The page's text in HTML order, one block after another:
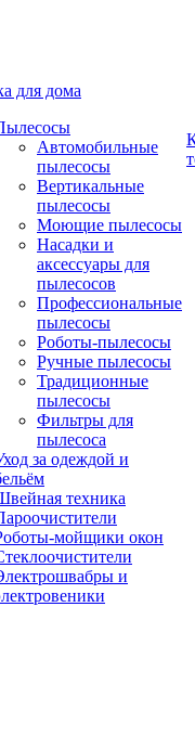
для дома
Автомобильные
пылесосы
Вертикальные
пылесосы
Моющие пылесосы
Насадки и
аксессуары для
пылесосов
Профессиональные
пылесосы
Роботы-пылесосы
Ручные пылесосы
Традиционные
пылесосы
Фильтры для
пылесоса
за одеждой и
техника
мойщики окон
и